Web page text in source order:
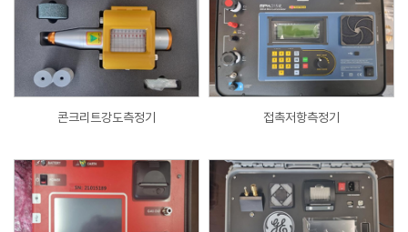
콘크리트강도측정기 접촉저항측정기